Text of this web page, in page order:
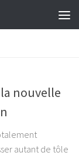
nouvelle
autant de tôle